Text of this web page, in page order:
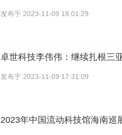
发布于 2023-11-09 18:01:29
卓世科技李伟伟：继续扎根三
发布于 2023-11-09 17:31:09
2023年中国流动科技馆海南巡